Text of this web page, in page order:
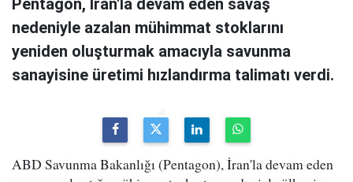
Pentagon, İran'la devam eden savaş
nedeniyle azalan mühimmat stoklarını
yeniden oluşturmak amacıyla savunma
sanayisine üretimi hızlandırma talimatı verdi.
ABD Savunma Bakanlığı (Pentagon), İran'la devam eden